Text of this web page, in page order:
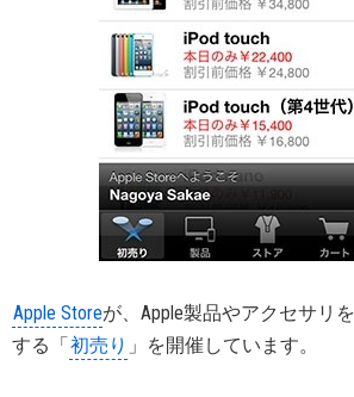
Apple Storeが、Apple製品やアクセサリ
する「初売り 」を開催しています。